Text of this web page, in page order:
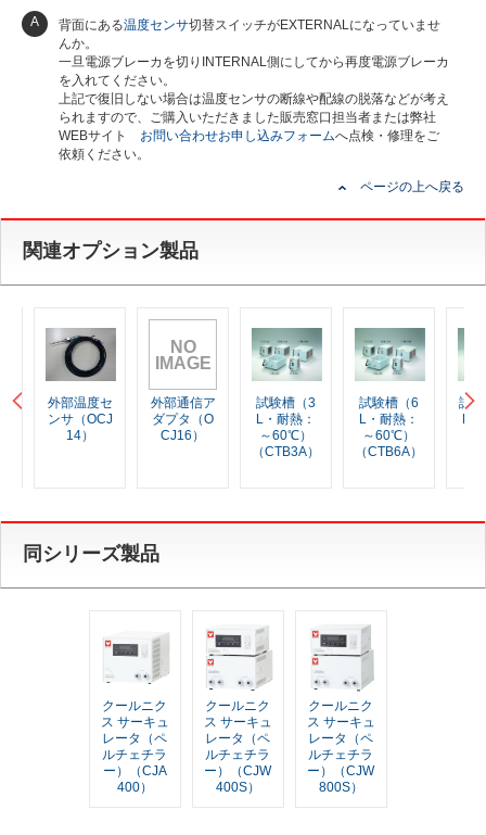
A 背面にある温度センサ切替スイッチがEXTERNALになっていませ
んか。
一旦電源ブレーカを切りINTERNAL側にしてから再度電源ブレーカ
を入れてください。
上記で復旧しない場合は温度センサの断線や配線の脱落などが考え
られますので、ご購入いただきました販売窓口担当者または弊社
WEBサイト お問い合わせお申し込みフォームへ点検・修理をご
依頼ください。
ページの上へ戻る
関連オプション製品
外部温度セ
ンサ（OCJ
14）
NO
IMAGE
外部通信ア
ダプタ（O
CJ16）
試験槽（3
L・耐熱：
～60℃）
（CTB3A）
試験槽（6
L・耐熱：
～60℃）
（CTB6A）
試験
同シリーズ製品
クールニク
ス サーキュ
レータ（ペ
ルチェチラ
ー）（CJA
400）
クールニク
ス サーキュ
レータ（ペ
ルチェチラ
ー）（CJW
400S）
クールニク
ス サーキュ
レータ（ペ
ルチェチラ
ー）（CJW
800S）